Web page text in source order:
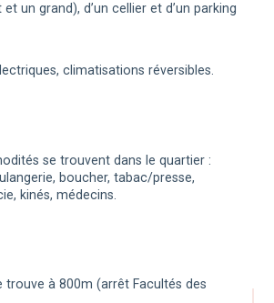
un grand), d’un cellier et d’un parking
climatisations réversibles.
se trouvent dans le quartier :
boucher, tabac/presse,
kinés, médecins.
trouve à 800m (arrêt Facultés des